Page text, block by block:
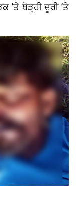
’ਤੇ ਥੋੜ੍ਹੀ ਦੂਰੀ ’ਤੇ